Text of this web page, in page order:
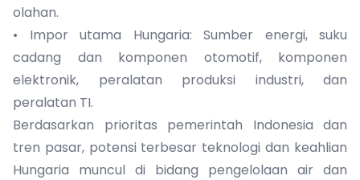
olahan.
• Impor utama Hungaria: Sumber energi, suku
cadang dan komponen otomotif, komponen
elektronik, peralatan produksi industri, dan
peralatan TI.
Berdasarkan prioritas pemerintah Indonesia dan
tren pasar, potensi terbesar teknologi dan keahlian
Hungaria muncul di bidang pengelolaan air dan